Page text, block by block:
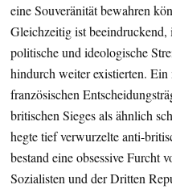
eine Souveränität bewahren
Gleichzeitig ist
politische und ideologische
hindurch weiter existierten.
französischen
britischen Sieges als ähnlich
hegte tief verwurzelte anti-
bestand eine obsessive Furcht
Sozialisten und der Dritten